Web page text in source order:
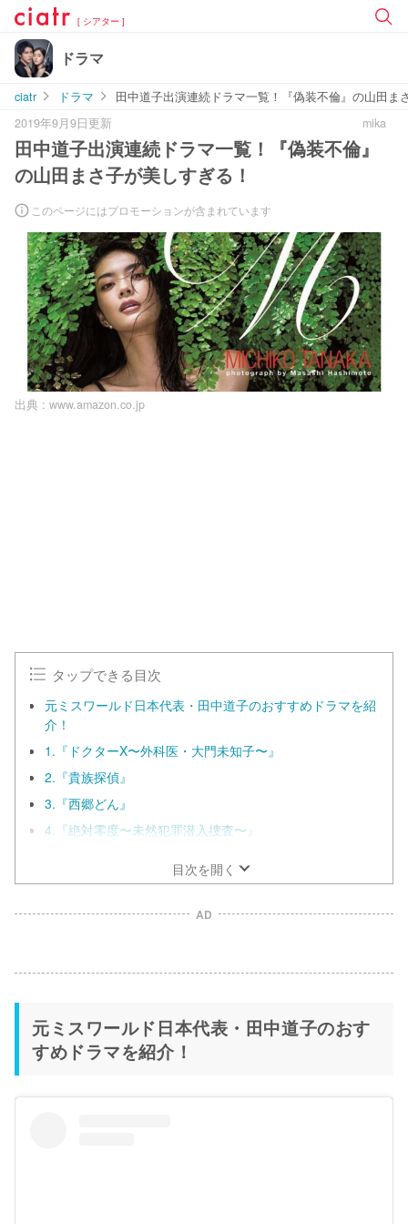
[ シアター ]
ドラマ
ciatr ドラマ
田中道子出演連続ドラマ一覧！『偽装不倫』の山田ま
2019年9月9日更新
mika
田中道子出演連続ドラマ一覧！『偽装不倫』
の山田まさ子が美しすぎる！
このページにはプロモーションが含まれています
出典 : www.amazon.co.jp
タップできる目次
元ミスワールド日本代表・田中道子のおすすめドラマを紹
介！
1.『ドクターX〜外科医・大門未知子〜』
2.『貴族探偵』
3.『西郷どん』
4.『絶対零度〜未然犯罪潜入捜査〜』
目次を開く
AD
元ミスワールド日本代表・田中道子のおす
すめドラマを紹介！